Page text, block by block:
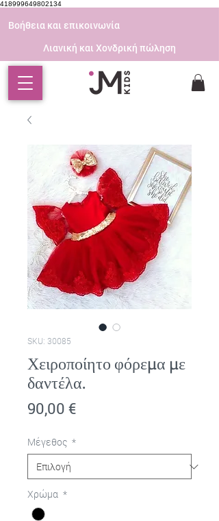
418999649802134
Βοήθεια και επικοινωνία
Λιανική και Χονδρική πώληση
SKU: 30085
Χειροποίητο φόρεμα με
δαντέλα.
90,00 €Τιμή
Μέγεθος *
Χρώμα *